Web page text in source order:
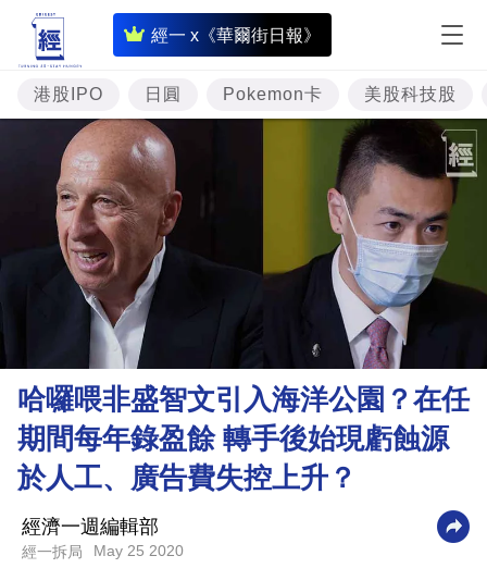
經一 x《華爾街日報》
即
時
財
經
專
題
投
資
樓
市
理
財
商
業
科
技
港股IPO 日圓 Pokemon卡 美股科技股
哈囉喂非盛智文引入海洋公園？在任
期間每年錄盈餘 轉手後始現虧蝕源
於人工、廣告費失控上升？
經濟一週編輯部
經一拆局 May 25 2020